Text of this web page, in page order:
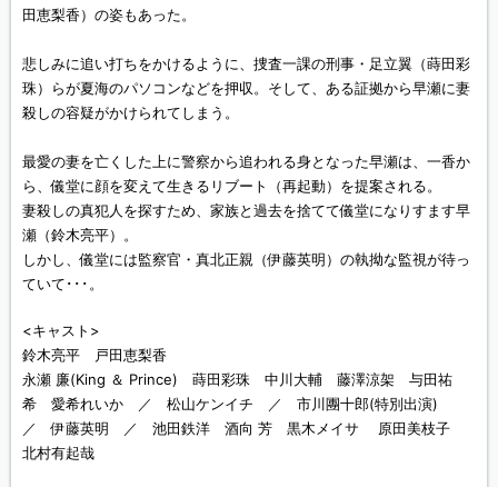
田恵梨香）の姿もあった。
悲しみに追い打ちをかけるように、捜査一課の刑事・足立翼（蒔田彩
珠）らが夏海のパソコンなどを押収。そして、ある証拠から早瀬に妻
殺しの容疑がかけられてしまう。
最愛の妻を亡くした上に警察から追われる身となった早瀬は、一香か
ら、儀堂に顔を変えて生きるリブート（再起動）を提案される。
妻殺しの真犯人を探すため、家族と過去を捨てて儀堂になりすます早
瀬（鈴木亮平）。
しかし、儀堂には監察官・真北正親（伊藤英明）の執拗な監視が待っ
ていて･･･。
<キャスト>
鈴木亮平 戸田恵梨香
永瀬 廉(King ＆ Prince) 蒔田彩珠 中川大輔 藤澤涼架 与田祐
希 愛希れいか ／ 松山ケンイチ ／ 市川團十郎(特別出演)
／ 伊藤英明 ／ 池田鉄洋 酒向 芳 黒木メイサ 原田美枝子
北村有起哉